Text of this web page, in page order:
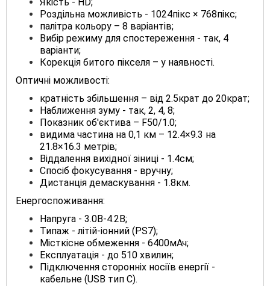
Якість - HD;
Роздільна можливість - 1024пікс × 768пікс;
палітра кольору – 8 варіантів;
Вибір режиму для спостереження - так, 4
варіанти;
Корекція битого пікселя – у наявності.
Оптичні можливості:
кратність збільшення – від 2.5крат до 20крат;
Наближення зуму - так, 2, 4, 8;
Показник об'єктива – F50/1.0;
видима частина на 0,1 км – 12.4×9.3 на
21.8×16.3 метрів;
Віддалення вихідної зіниці - 1.4см;
Спосіб фокусування - вручну;
Дистанція демаскування - 1.8км.
Енергоспоживання:
Напруга - 3.0В-4.2В;
Типаж - літій-іонний (PS7);
Місткісне обмеження - 6400мАч;
Експлуатація - до 510 хвилин;
Підключення сторонніх носіїв енергії -
кабельне (USB тип C).